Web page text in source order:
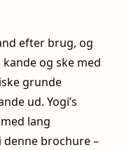
efter brug, og
og ske med
grunde
ud. Yogi’s
lang
brochure –